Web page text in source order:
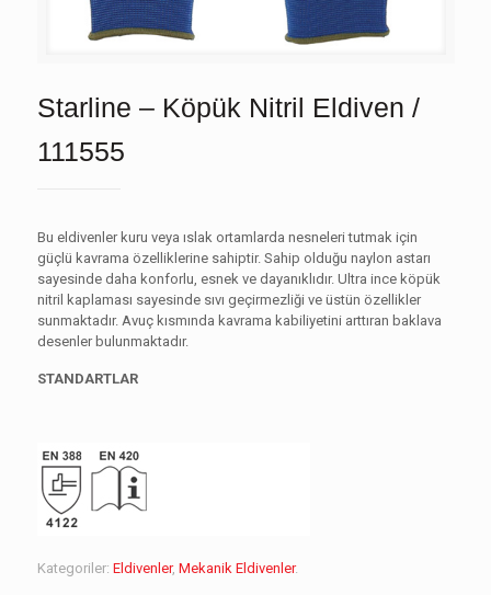
Starline – Köpük Nitril Eldiven /
111555
Bu eldivenler kuru veya ıslak ortamlarda nesneleri tutmak için
güçlü kavrama özelliklerine sahiptir. Sahip olduğu naylon astarı
sayesinde daha konforlu, esnek ve dayanıklıdır. Ultra ince köpük
nitril kaplaması sayesinde sıvı geçirmezliği ve üstün özellikler
sunmaktadır. Avuç kısmında kavrama kabiliyetini arttıran baklava
desenler bulunmaktadır.
STANDARTLAR
Kategoriler: Eldivenler, Mekanik Eldivenler.